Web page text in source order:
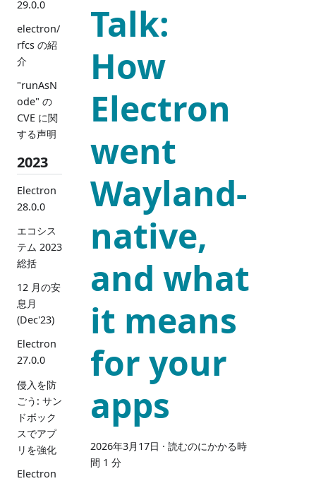
29.0.0
electron/
rfcs の紹
介
"runAsN
ode" の
CVE に関
する声明
2023
Electron
28.0.0
エコシス
テム 2023
総括
12 月の安
息月
(Dec'23)
Electron
27.0.0
侵入を防
ごう: サン
ドボック
スでアプ
リを強化
Electron
Talk:
How
Electron
went
Wayland-
native,
and what
it means
for your
apps
2026年3月17日 · 読むのにかかる時
間 1 分